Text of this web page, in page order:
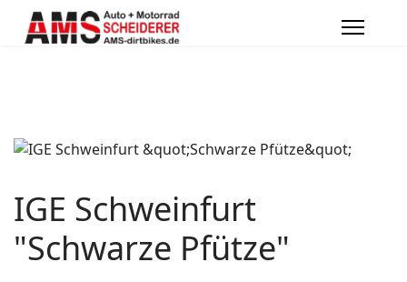
IGE Schweinfurt
"Schwarze Pfütze"